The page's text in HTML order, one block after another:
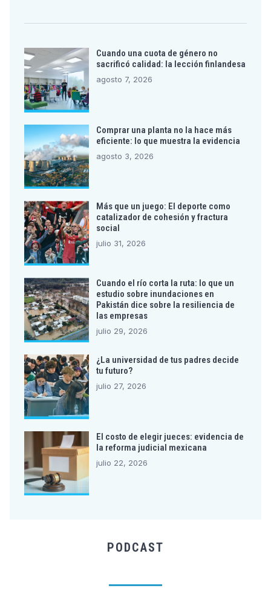
Cuando una cuota de género no
sacrificó calidad: la lección finlandesa
agosto 7, 2026
Comprar una planta no la hace más
eficiente: lo que muestra la evidencia
agosto 3, 2026
Más que un juego: El deporte como
catalizador de cohesión y fractura
social
julio 31, 2026
Cuando el río corta la ruta: lo que un
estudio sobre inundaciones en
Pakistán dice sobre la resiliencia de
las empresas
julio 29, 2026
¿La universidad de tus padres decide
tu futuro?
julio 27, 2026
El costo de elegir jueces: evidencia de
la reforma judicial mexicana
julio 22, 2026
PODCAST